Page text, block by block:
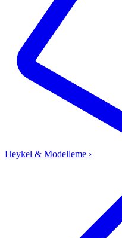
Heykel & Modelleme ›